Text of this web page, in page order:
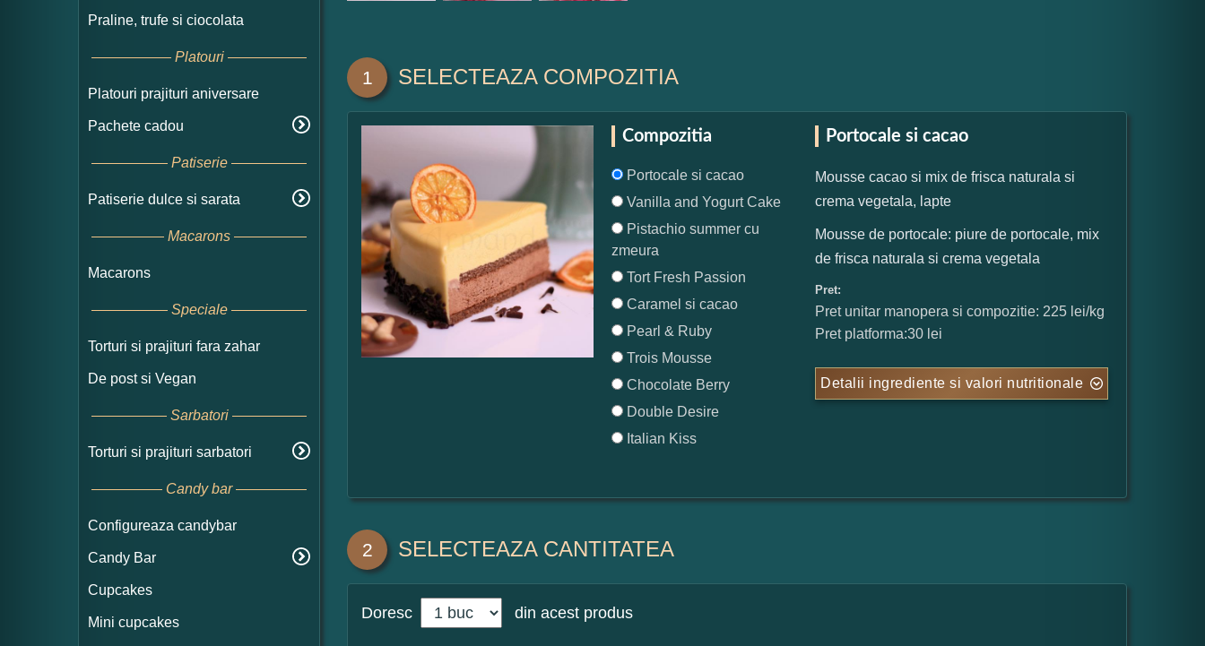
Praline, trufe si ciocolata
Platouri
Platouri prajituri aniversare
Pachete cadou
Patiserie
Patiserie dulce si sarata
Macarons
Macarons
Speciale
Torturi si prajituri fara zahar
De post si Vegan
Sarbatori
Torturi si prajituri sarbatori
Candy bar
Configureaza candybar
Candy Bar
Cupcakes
Mini cupcakes
1 SELECTEAZA COMPOZITIA
Compozitia
Portocale si cacao
Vanilla and Yogurt Cake
Pistachio summer cu
zmeura
Tort Fresh Passion
Caramel si cacao
Pearl & Ruby
Trois Mousse
Chocolate Berry
Double Desire
Italian Kiss
Portocale si cacao
Mousse cacao si mix de frisca naturala si
crema vegetala, lapte
Mousse de portocale: piure de portocale, mix
de frisca naturala si crema vegetala
Pret:
Pret unitar manopera si compozitie: 225 lei/kg
Pret platforma:30 lei
Detalii ingrediente si valori nutritionale
2 SELECTEAZA CANTITATEA
Doresc din acest produs